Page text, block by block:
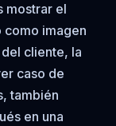
mostrar el
imagen
cliente, la
caso de
también
en una